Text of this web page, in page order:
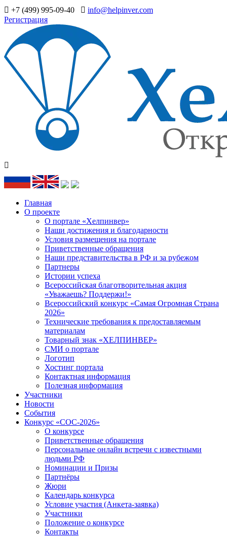
+7 (499) 995-09-40
info@helpinver.com
Регистрация
Главная
О проекте
О портале «Хелпинвер»
Наши достижения и благодарности
Условия размещения на портале
Приветственные обращения
Наши представительства в РФ и за рубежом
Партнеры
Истории успеха
Всероссийская благотворительная акция
«Уважаешь? Поддержи!»
Всероссийский конкурс «Самая Огромная Страна
2026»
Технические требования к предоставляемым
материалам
Товарный знак «ХЕЛПИНВЕР»
СМИ о портале
Логотип
Хостинг портала
Контактная информация
Полезная информация
Участники
Новости
События
Конкурс «СОС-2026»
О конкурсе
Приветственные обращения
Персональные онлайн встречи с известными
людьми РФ
Номинации и Призы
Партнёры
Жюри
Календарь конкурса
Условие участия (Анкета-заявка)
Участники
Положение о конкурсе
Контакты